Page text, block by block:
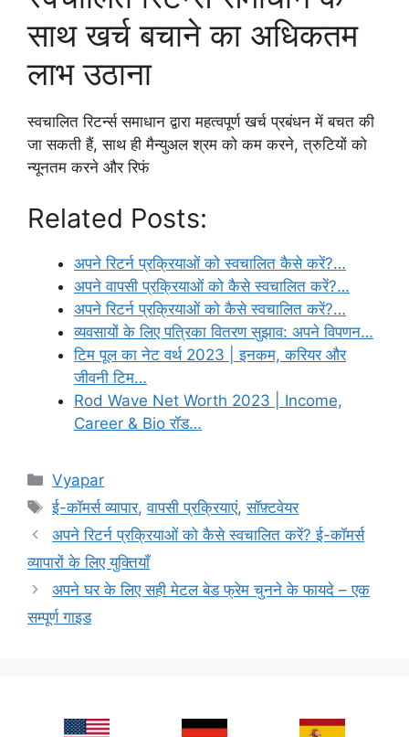
साथ खर्च बचाने का अधिकतम
लाभ उठाना
स्वचालित रिटर्न्स समाधान द्वारा महत्वपूर्ण खर्च प्रबंधन में बचत की
जा सकती हैं, साथ ही मैन्युअल श्रम को कम करने, त्रुटियों को
न्यूनतम करने और रिफं
Related Posts:
अपने रिटर्न प्रक्रियाओं को स्वचालित कैसे करें?…
अपने वापसी प्रक्रियाओं को कैसे स्वचालित करें?…
अपने रिटर्न प्रक्रियाओं को कैसे स्वचालित करें?…
व्यवसायों के लिए पत्रिका वितरण सुझाव: अपने विपणन…
टिम पूल का नेट वर्थ 2023 | इनकम, करियर और
जीवनी टिम…
Rod Wave Net Worth 2023 | Income,
Career & Bio रॉड…
Categories
Vyapar
Tags
ई-कॉमर्स व्यापार,वापसी प्रक्रियाएं,सॉफ़्टवेयर
अपने रिटर्न प्रक्रियाओं को कैसे स्वचालित करें? ई-कॉमर्स
व्यापारों के लिए युक्तियाँ
अपने घर के लिए सही मेटल बेड फ्रेम चुनने के फायदे – एक
सम्पूर्ण गाइड